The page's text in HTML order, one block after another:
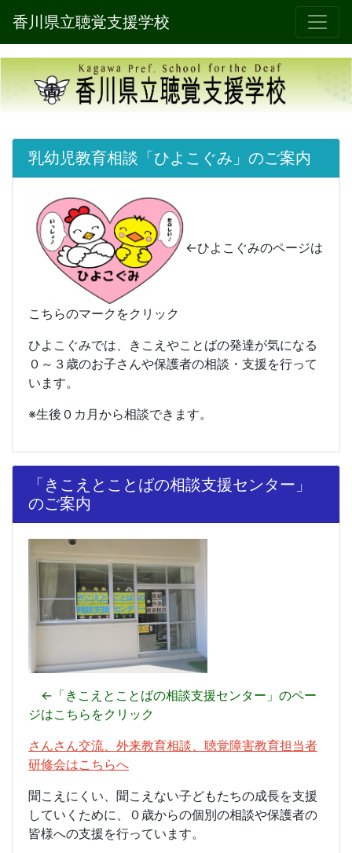
香川県立聴覚支援学校
乳幼児教育相談「ひよこぐみ」のご案内
←ひよこぐみのページは
こちらのマークをクリック
ひよこぐみでは、きこえやことばの発達が気になる
０～３歳のお子さんや保護者の相談・支援を行って
います。
※生後０カ月から相談できます。
「きこえとことばの相談支援センター」
のご案内
←「きこえとことばの相談支援センター」のペー
ジはこちらをクリック
さんさん交流、外来教育相談、聴覚障害教育担当者
研修会はこちらへ
聞こえにくい、聞こえない子どもたちの成長を支援
していくために、０歳からの個別の相談や保護者の
皆様への支援を行っています。